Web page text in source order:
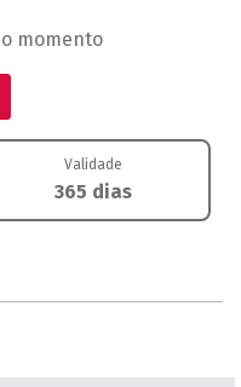
momento
Validade
365 dias